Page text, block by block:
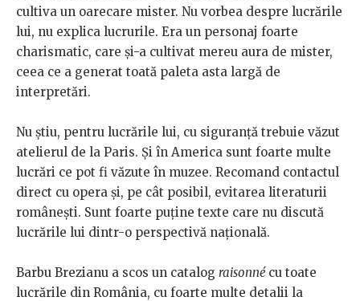
cultiva un oarecare mister. Nu vorbea despre lucrările
lui, nu explica lucrurile. Era un personaj foarte
charismatic, care și-a cultivat mereu aura de mister,
ceea ce a generat toată paleta asta largă de
interpretări.
Nu știu, pentru lucrările lui, cu siguranță trebuie văzut
atelierul de la Paris. Și în America sunt foarte multe
lucrări ce pot fi văzute în muzee. Recomand contactul
direct cu opera și, pe cât posibil, evitarea literaturii
românești. Sunt foarte puține texte care nu discută
lucrările lui dintr-o perspectivă națională.
Barbu Brezianu a scos un catalog raisonné cu toate
lucrările din România, cu foarte multe detalii la